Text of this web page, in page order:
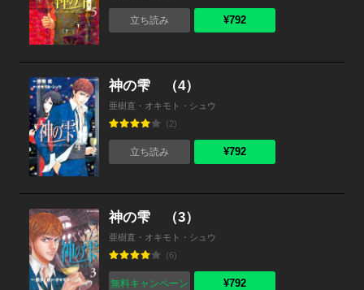
立ち読み ¥792
神の雫 （4）
亜樹直・オキモト・シュウ
(2)
立ち読み ¥792
神の雫 （3）
亜樹直・オキモト・シュウ
(6)
無料キャンペーン ¥792